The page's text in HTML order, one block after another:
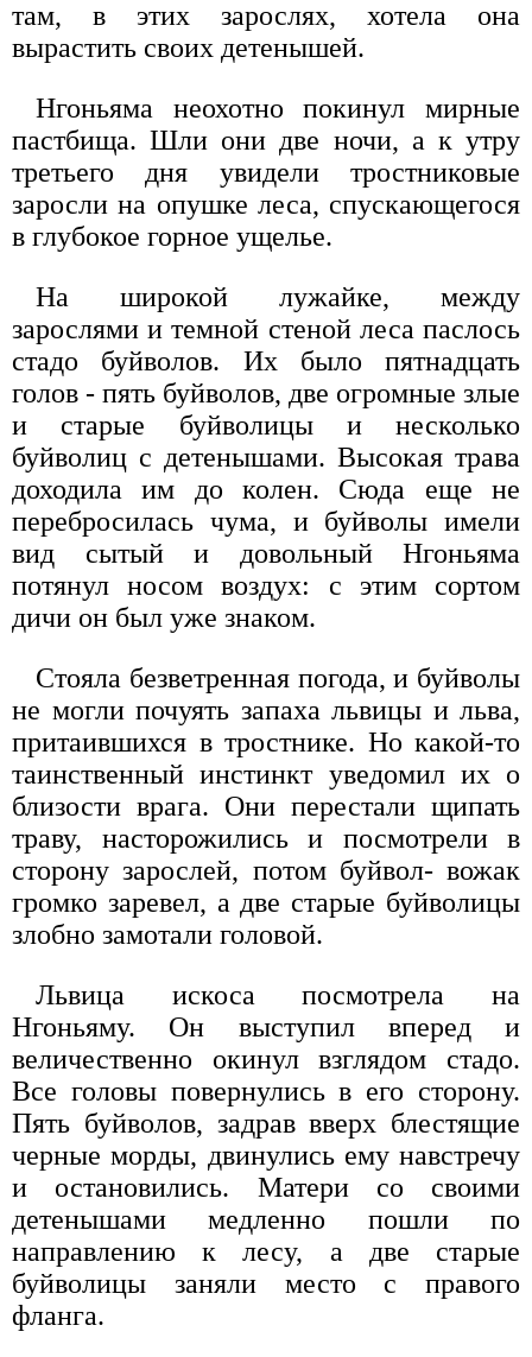
там, в этих зарослях, хотела она
вырастить своих детенышей.
Нгоньяма неохотно покинул мирные
пастбища. Шли они две ночи, а к утру
третьего дня увидели тростниковые
заросли на опушке леса, спускающегося
в глубокое горное ущелье.
На широкой лужайке, между
зарослями и темной стеной леса паслось
стадо буйволов. Их было пятнадцать
голов - пять буйволов, две огромные злые
и старые буйволицы и несколько
буйволиц с детенышами. Высокая трава
доходила им до колен. Сюда еще не
перебросилась чума, и буйволы имели
вид сытый и довольный Нгоньяма
потянул носом воздух: с этим сортом
дичи он был уже знаком.
Стояла безветренная погода, и буйволы
не могли почуять запаха львицы и льва,
притаившихся в тростнике. Но какой-то
таинственный инстинкт уведомил их о
близости врага. Они перестали щипать
траву, насторожились и посмотрели в
сторону зарослей, потом буйвол- вожак
громко заревел, а две старые буйволицы
злобно замотали головой.
Львица искоса посмотрела на
Нгоньяму. Он выступил вперед и
величественно окинул взглядом стадо.
Все головы повернулись в его сторону.
Пять буйволов, задрав вверх блестящие
черные морды, двинулись ему навстречу
и остановились. Матери со своими
детенышами медленно пошли по
направлению к лесу, а две старые
буйволицы заняли место с правого
фланга.